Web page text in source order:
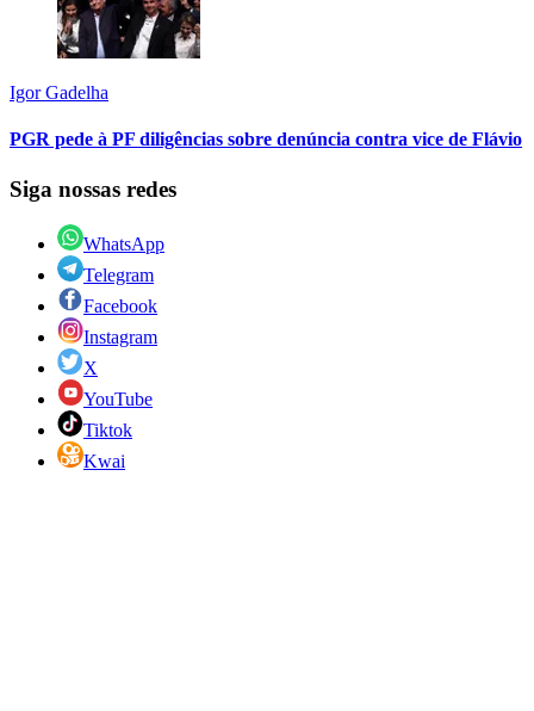
Igor Gadelha
PGR pede à PF diligências sobre denúncia contra vice de Flávio
Siga nossas redes
WhatsApp
Telegram
Facebook
Instagram
X
YouTube
Tiktok
Kwai